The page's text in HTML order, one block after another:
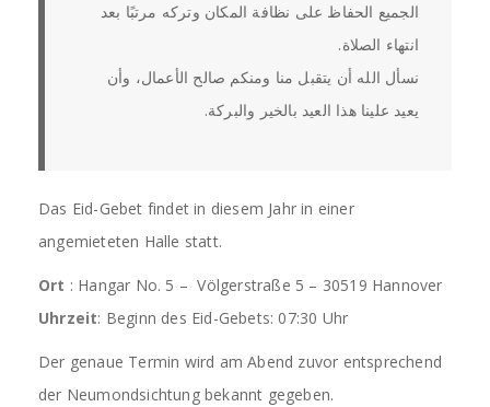
الجميع الحفاظ على نظافة المكان وتركه مرتبًا بعد
انتهاء الصلاة.
نسأل الله أن يتقبل منا ومنكم صالح الأعمال، وأن
يعيد علينا هذا العيد بالخير والبركة.
Das Eid-Gebet findet in diesem Jahr in einer
angemieteten Halle statt.
Ort : Hangar No. 5 – Völgerstraße 5 – 30519 Hannover
Uhrzeit: Beginn des Eid-Gebets: 07:30 Uhr
Der genaue Termin wird am Abend zuvor entsprechend
der Neumondsichtung bekannt gegeben.